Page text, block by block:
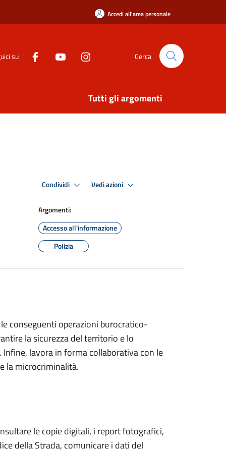
Accedi all'area personale
su Cerca
Tutti gli argomenti
Condividi Vedi azioni
Argomenti:
Accesso all'informazione
Polizia
conseguenti operazioni burocratico-
la sicurezza del territorio e lo
lavora in forma collaborativa con le
la microcriminalità.
le copie digitali, i report fotografici,
della Strada, comunicare i dati del